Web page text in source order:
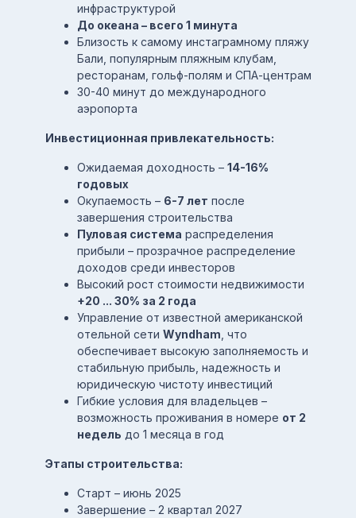
инфраструктурой
До океана – всего 1 минута
Близость к самому инстаграмному пляжу
Бали, популярным пляжным клубам,
ресторанам, гольф-полям и СПА-центрам
30-40 минут до международного
аэропорта
Инвестиционная привлекательность:
Ожидаемая доходность – 14-16%
годовых
Окупаемость – 6-7 лет после
завершения строительства
Пуловая система распределения
прибыли – прозрачное распределение
доходов среди инвесторов
Высокий рост стоимости недвижимости
+20 ... 30% за 2 года
Управление от известной американской
отельной сети Wyndham , что
обеспечивает высокую заполняемость и
стабильную прибыль, надежность и
юридическую чистоту инвестиций
Гибкие условия для владельцев –
возможность проживания в номере от 2
недель до 1 месяца в год
Этапы строительства:
Старт – июнь 2025
Завершение – 2 квартал 2027